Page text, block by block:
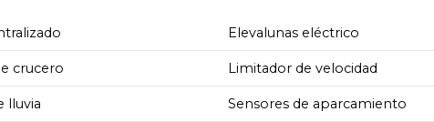
Elevalunas eléctrico
crucero Limitador de velocidad
lluvia Sensores de aparcamiento